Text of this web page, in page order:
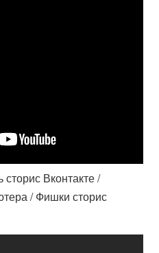
Вконтакте /
/ Фишки сторис